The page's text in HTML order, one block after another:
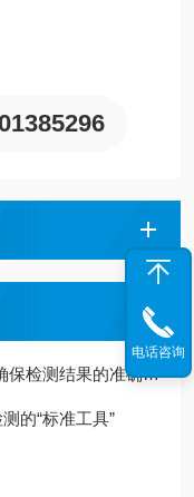
果的准确性和可重复性
的“标准工具”
电话咨询